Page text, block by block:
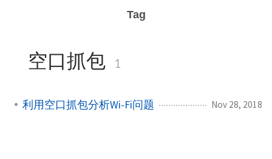
Tag
空口抓包 1
利用空口抓包分析Wi-Fi问题 Nov 28, 2018